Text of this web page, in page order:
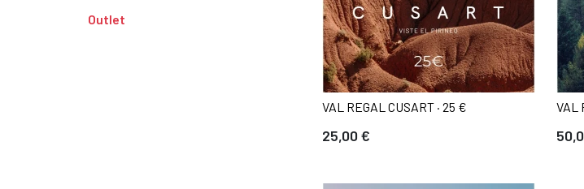
Outlet
VAL REGAL CUSART · 25 €
25,00 €
VAL